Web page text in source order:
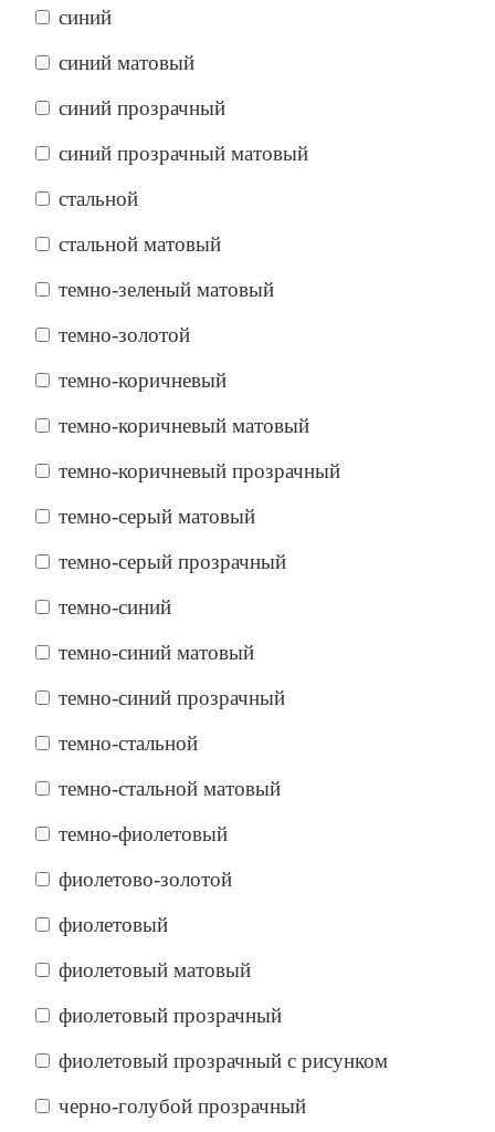
синий
синий матовый
синий прозрачный
синий прозрачный матовый
стальной
стальной матовый
темно-зеленый матовый
темно-золотой
темно-коричневый
темно-коричневый матовый
темно-коричневый прозрачный
темно-серый матовый
темно-серый прозрачный
темно-синий
темно-синий матовый
темно-синий прозрачный
темно-стальной
темно-стальной матовый
темно-фиолетовый
фиолетово-золотой
фиолетовый
фиолетовый матовый
фиолетовый прозрачный
фиолетовый прозрачный с рисунком
черно-голубой прозрачный